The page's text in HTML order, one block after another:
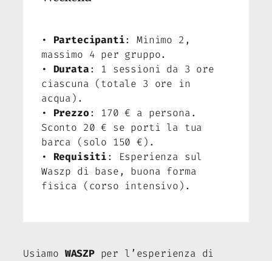
• Partecipanti: Minimo 2,
massimo 4 per gruppo.
• Durata: 1 sessioni da 3 ore
ciascuna (totale 3 ore in
acqua).
• Prezzo: 170 € a persona.
Sconto 20 € se porti la tua
barca (solo 150 €).
• Requisiti: Esperienza sul
Waszp di base, buona forma
fisica (corso intensivo).
Usiamo WASZPper l’esperienza di